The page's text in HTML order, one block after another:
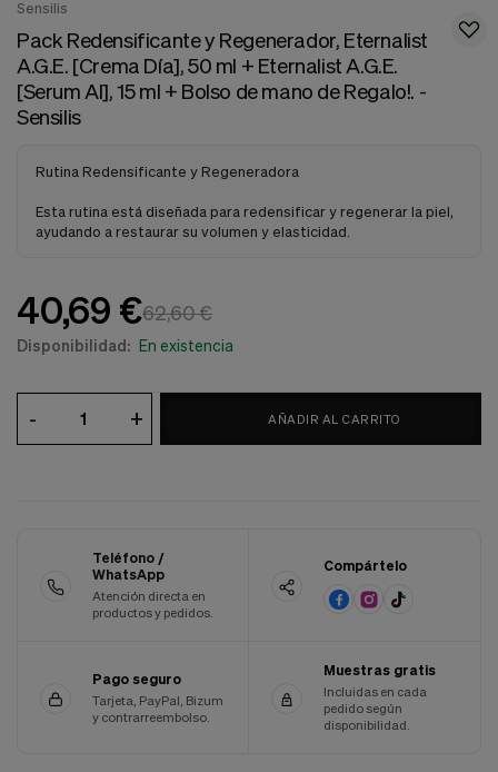
tráfico
forma
utilizan
nuestra
Cookies de marketing
Estas
son
para
costumbres
Guardar preferencias
Sensilis
Pack Redensificante y Regenerador, Eternalist
A.G.E. [Crema Día], 50 ml + Eternalist A.G.E.
[Serum AI], 15 ml + Bolso de mano de Regalo!. -
Sensilis
Rutina Redensificante y Regeneradora
Esta rutina está diseñada para redensificar y regenerar la piel,
ayudando a restaurar su volumen y elasticidad.
62,60 €
40,69 €
Disponibilidad: En existencia
- + AÑADIR AL CARRITO
Teléfono /
WhatsApp
Atención directa en
productos y pedidos.
Compártelo
Pago seguro
Tarjeta, PayPal, Bizum
y contrarreembolso.
Muestras gratis
Incluidas en cada
pedido según
disponibilidad.